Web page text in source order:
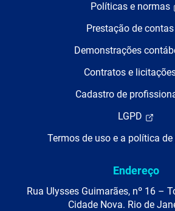
Políticas e normas
Prestação de contas
Demonstrações
Contratos e
Cadastro de
LGPD
Termos de uso e a política
Endereço
Rua Ulysses Guimarães, nº 16 –
Cidade Nova. Rio de